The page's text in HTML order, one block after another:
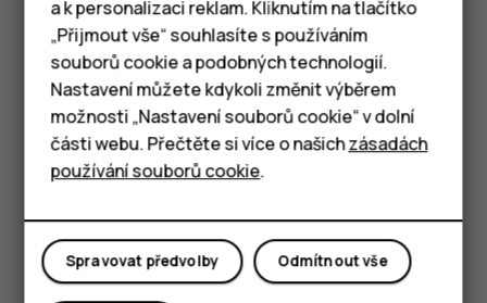
Chytré telefony
Tlačítkové telefony
Tablety
a napište požadovaný název.
Výběr SIM karty používané pro hovory nebo
datové připojení
V částiPreferovaná SIM kartaklepněte na nastavení, které
chcete změnit, a vyberte SIM kartu.
a k personalizaci reklam. Kliknutím na tlačítko
„Přijmout vše“ souhlasíte s používáním
souborů cookie a podobných technologií.
Nastavení můžete kdykoli změnit výběrem
možnosti „Nastavení souborů cookie“ v dolní
části webu. Přečtěte si více o našichzásadách
používání souborů cookie.
Odmítnout vše
Spravovat předvolby